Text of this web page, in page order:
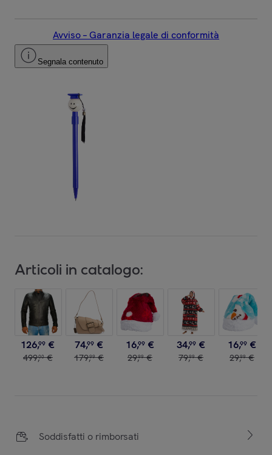
Avviso – Garanzia legale di conformità
Segnala contenuto
Articoli in catalogo:
126,99 €
499,00 €
74,99 €
179,99 €
16,99 €
29,99 €
34,99 €
79,99 €
16,99 €
29,99 €
Soddisfatti o rimborsati